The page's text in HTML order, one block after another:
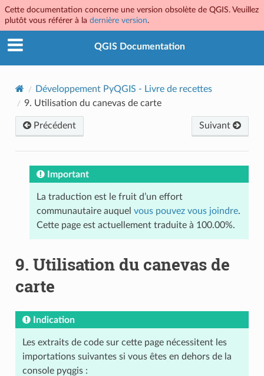
Cette documentation concerne une version obsolète de QGIS. Veuillez
plutôt vous référer à la dernière version.
QGIS Documentation
Développement PyQGIS - Livre de recettes
9. Utilisation du canevas de carte
Précédent Suivant
Important
La traduction est le fruit d’un effort
communautaire auquel vous pouvez vous joindre.
Cette page est actuellement traduite à 100.00%.
9. Utilisation du canevas de
carte
Indication
Les extraits de code sur cette page nécessitent les
importations suivantes si vous êtes en dehors de la
console pyqgis :